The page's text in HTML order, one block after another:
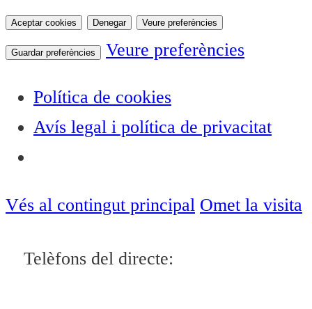
Aceptar cookies Denegar Veure preferències
Guardar preferències Veure preferències
Política de cookies
Avís legal i política de privacitat
Vés al contingut principal Omet la visita
Telèfons del directe:
ACTUALITAT
OCI